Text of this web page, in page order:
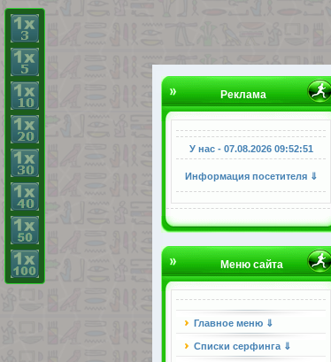
Реклама
У нас - 07.08.2026 09:52:52
Информация посетителя ⇓
Меню сайта
Главное меню ⇓
Списки серфинга ⇓